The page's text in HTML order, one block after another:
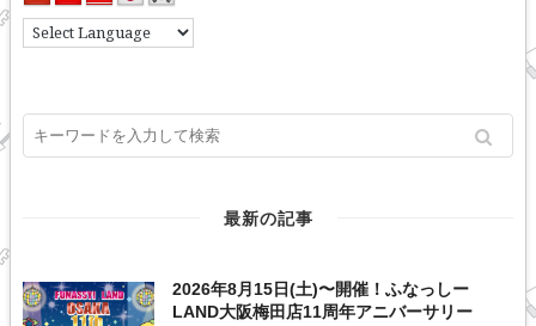
最新の記事
2026年8月15日(土)〜開催！ふなっしー
LAND大阪梅田店11周年アニバーサリー